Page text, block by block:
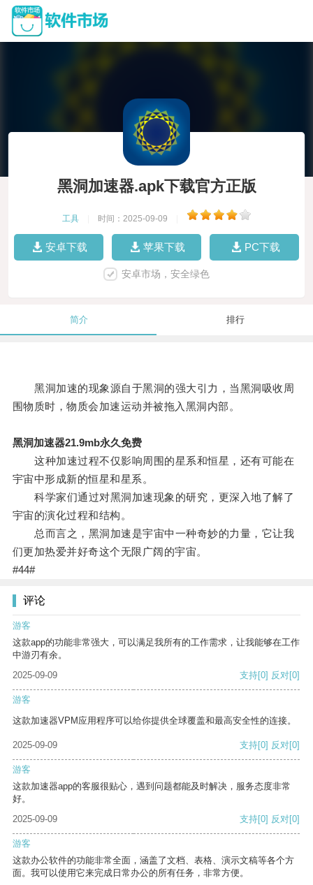
黑洞加速器.apk下载官方正版
工具 时间：2025-09-09
安卓下载 苹果下载 PC下载
安卓市场，安全绿色
简介 排行
黑洞加速的现象源自于黑洞的强大引力，当黑洞吸收周
围物质时，物质会加速运动并被拖入黑洞内部。
黑洞加速器21.9mb永久免费
这种加速过程不仅影响周围的星系和恒星，还有可能在
宇宙中形成新的恒星和星系。
科学家们通过对黑洞加速现象的研究，更深入地了解了
宇宙的演化过程和结构。
总而言之，黑洞加速是宇宙中一种奇妙的力量，它让我
们更加热爱并好奇这个无限广阔的宇宙。
#44#
评论
游客
这款app的功能非常强大，可以满足我所有的工作需求，让我能够在工作
中游刃有余。
2025-09-09
支持[0] 反对[0]
游客
这款加速器VPM应用程序可以给你提供全球覆盖和最高安全性的连接。
2025-09-09 支持[0] 反对[0]
游客
这款加速器app的客服很贴心，遇到问题都能及时解决，服务态度非常
好。
2025-09-09
支持[0] 反对[0]
游客
这款办公软件的功能非常全面，涵盖了文档、表格、演示文稿等各个方
面。我可以使用它来完成日常办公的所有任务，非常方便。